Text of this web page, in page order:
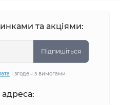
та акціями:
Підпишіться
і згоден з вимогами